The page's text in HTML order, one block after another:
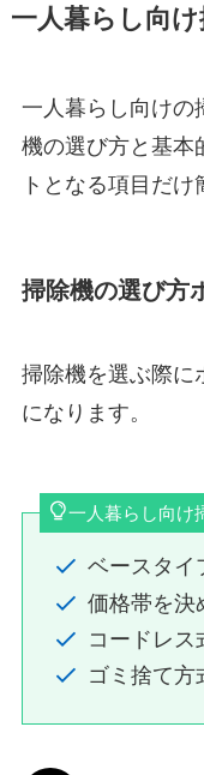
一人暮らし向
一人暮らし向けの
機の選び方と基本
トとなる項目だけ
掃除機の選び方
掃除機を選ぶ際に
になります。
一人暮らし向け
ベースタイ
価格帯を決
コードレス
ゴミ捨て方